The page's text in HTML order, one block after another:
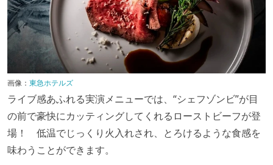
画像： 東急ホテルズ
ライブ感あふれる実演メニューでは、“シェフゾンビ”が目
の前で豪快にカッティングしてくれるローストビーフが登
場！ 低温でじっくり火入れされ、とろけるような食感を
味わうことができます。